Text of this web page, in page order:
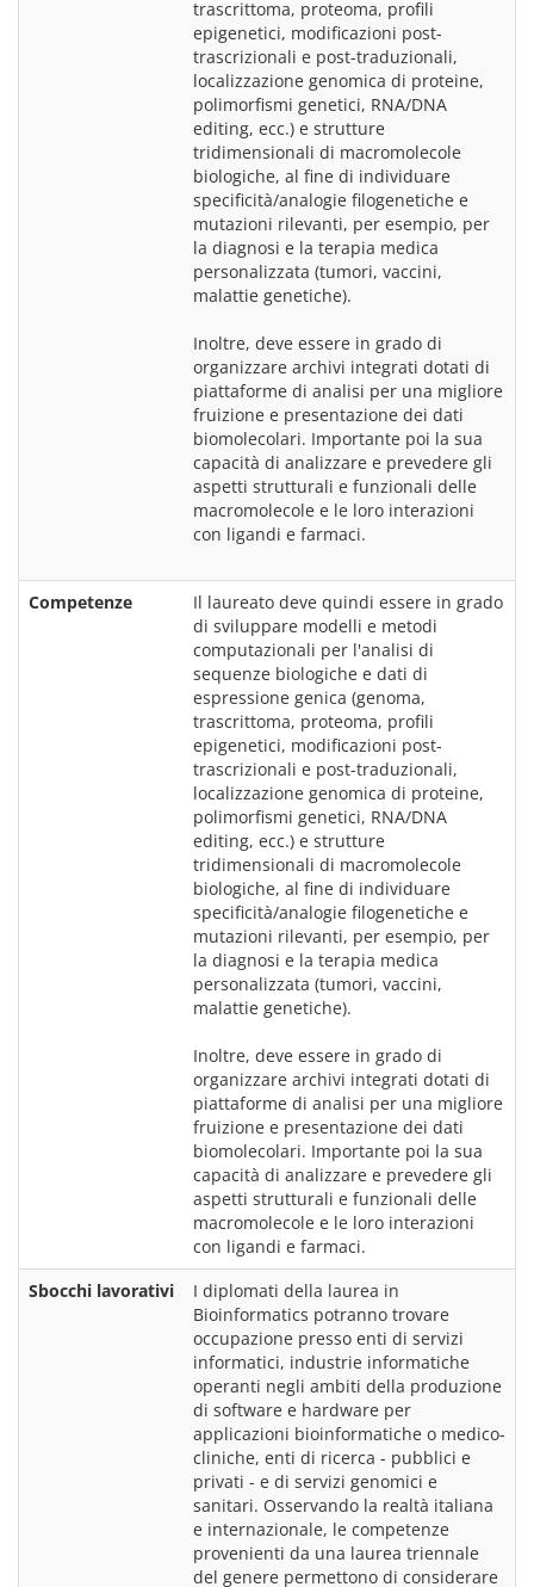
trascrittoma, proteoma, profili
epigenetici, modificazioni post-
trascrizionali e post-traduzionali,
localizzazione genomica di proteine,
polimorfismi genetici, RNA/DNA
editing, ecc.) e strutture
tridimensionali di macromolecole
biologiche, al fine di individuare
specificità/analogie filogenetiche e
mutazioni rilevanti, per esempio, per
la diagnosi e la terapia medica
personalizzata (tumori, vaccini,
malattie genetiche).
Inoltre, deve essere in grado di
organizzare archivi integrati dotati di
piattaforme di analisi per una migliore
fruizione e presentazione dei dati
biomolecolari. Importante poi la sua
capacità di analizzare e prevedere gli
aspetti strutturali e funzionali delle
macromolecole e le loro interazioni
con ligandi e farmaci.
Competenze
Il laureato deve quindi essere in grado
di sviluppare modelli e metodi
computazionali per l'analisi di
sequenze biologiche e dati di
espressione genica (genoma,
trascrittoma, proteoma, profili
epigenetici, modificazioni post-
trascrizionali e post-traduzionali,
localizzazione genomica di proteine,
polimorfismi genetici, RNA/DNA
editing, ecc.) e strutture
tridimensionali di macromolecole
biologiche, al fine di individuare
specificità/analogie filogenetiche e
mutazioni rilevanti, per esempio, per
la diagnosi e la terapia medica
personalizzata (tumori, vaccini,
malattie genetiche).
Inoltre, deve essere in grado di
organizzare archivi integrati dotati di
piattaforme di analisi per una migliore
fruizione e presentazione dei dati
biomolecolari. Importante poi la sua
capacità di analizzare e prevedere gli
aspetti strutturali e funzionali delle
macromolecole e le loro interazioni
Sbocchi lavorativi
I diplomati della laurea in
Bioinformatics potranno trovare
occupazione presso enti di servizi
informatici, industrie informatiche
operanti negli ambiti della produzione
di software e hardware per
applicazioni bioinformatiche o medico-
cliniche, enti di ricerca - pubblici e
privati - e di servizi genomici e
sanitari. Osservando la realtà italiana
e internazionale, le competenze
provenienti da una laurea triennale
del genere permettono di considerare